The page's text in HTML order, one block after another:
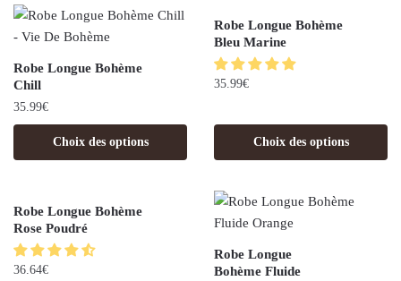
Robe Longue Bohème
Chill
35.99€
Choix des options
Robe Longue Bohème
Bleu Marine
35.99€
Choix des options
Robe Longue Bohème
Rose Poudré
36.64€
Robe Longue
Bohème Fluide